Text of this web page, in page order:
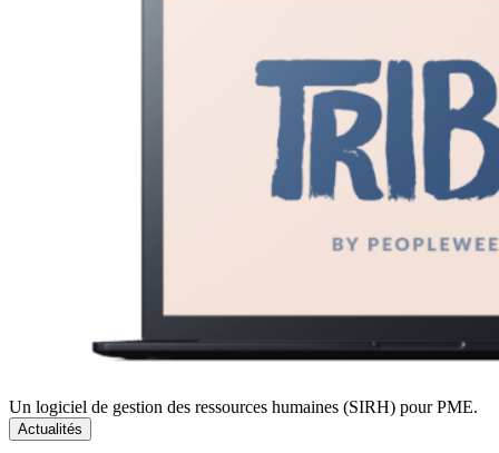
Un logiciel de gestion des ressources humaines (SIRH) pour PME.
Actualités